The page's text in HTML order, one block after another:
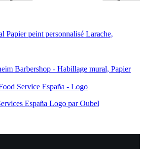
Barbershop - Habillage mural, Papier
Service España - Logo